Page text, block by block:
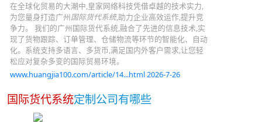
在全球化贸易的大潮中,皇家网络科技凭借卓越的技术实力,
为您量身打造广州国际货代系统,助力企业高效运作,提升竞
争力。 我们的广州国际货代系统,融合了先进的信息技术,实
现了货物跟踪、订单管理、仓储物流等环节的智能化、自动
化。系统支持多语言、多货币,满足国内外客户需求,让您轻
松应对复杂多变的国际贸易环境。
www.huangjia100.com/article/14...html 2026-7-26
国际货代系统定制公司有哪些